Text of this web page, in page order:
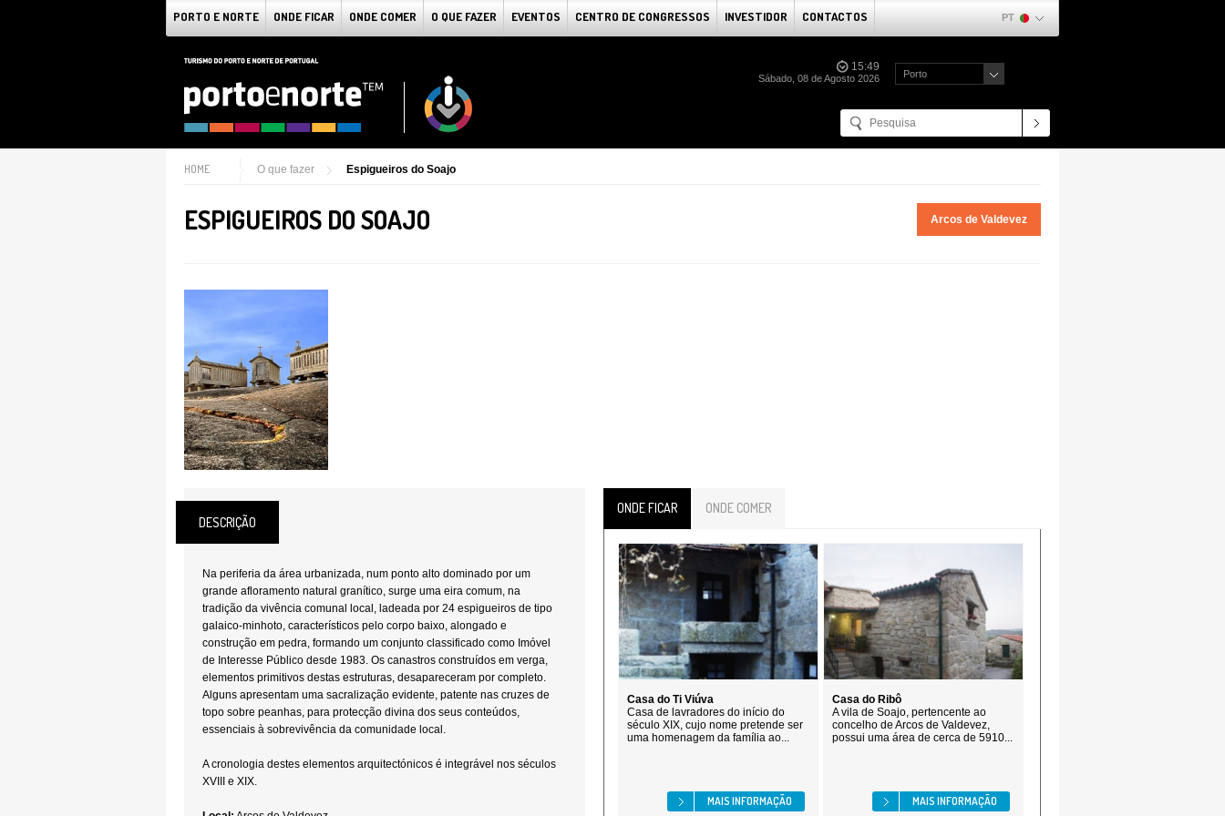
PORTO E NORTE ONDE FICAR ONDE COMER O QUE FAZER EVENTOS CENTRO DE CONGRESSOS INVESTIDOR CONTACTOS PT
15:49
Sábado, 08 de Agosto 2026 Porto
HOME O que fazer Espigueiros do Soajo
ESPIGUEIROS DO SOAJO Arcos de Valdevez
DESCRIÇÃO
Na periferia da área urbanizada, num ponto alto dominado por um
grande afloramento natural granítico, surge uma eira comum, na
tradição da vivência comunal local, ladeada por 24 espigueiros de tipo
galaico-minhoto, característicos pelo corpo baixo, alongado e
construção em pedra, formando um conjunto classificado como Imóvel
de Interesse Público desde 1983. Os canastros construídos em verga,
elementos primitivos destas estruturas, desapareceram por completo.
Alguns apresentam uma sacralização evidente, patente nas cruzes de
topo sobre peanhas, para protecção divina dos seus conteúdos,
essenciais à sobrevivência da comunidade local.
A cronologia destes elementos arquitectónicos é integrável nos séculos
XVIII e XIX.
ONDE FICAR ONDE COMER
Casa do Ti Viúva
Casa de lavradores do início do
século XIX, cujo nome pretende ser
uma homenagem da família ao...
MAIS INFORMAÇÃO
Casa do Ribô
A vila de Soajo, pertencente ao
concelho de Arcos de Valdevez,
possui uma área de cerca de 5910...
MAIS INFORMAÇÃO